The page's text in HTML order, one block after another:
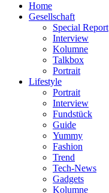
Home
Gesellschaft
Special Report
Interview
Kolumne
Talkbox
Portrait
Lifestyle
Portrait
Interview
Fundstück
Guide
Yummy
Fashion
Trend
Tech-News
Gadgets
Kolumne